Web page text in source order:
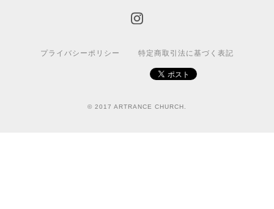
プライバシーポリシー 特定商取引法に基づく表記
© 2017 ARTRANCE CHURCH.